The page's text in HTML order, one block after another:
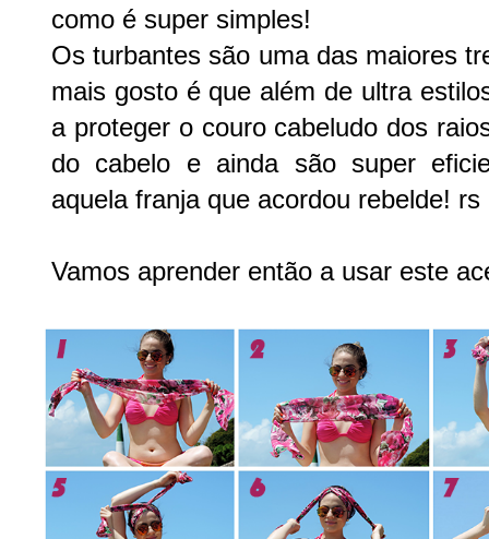
como é super simples!
Os turbantes são uma das maiores
mais gosto é que além de ultra
a proteger o couro cabeludo dos
do cabelo e ainda são super
aquela franja que acordou rebelde! rs
Vamos aprender então a usar este